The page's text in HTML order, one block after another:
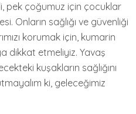
pek çoğumuz için çocuklar
Onların sağlığı ve güvenliği
korumak için, kumarin
dikkat etmeliyiz. Yavaş
kuşakların sağlığını
ki, geleceğimiz